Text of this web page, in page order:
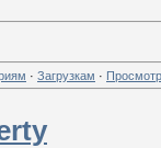
· Загрузкам ·